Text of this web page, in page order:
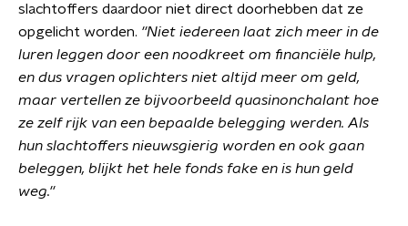
slachtoffers daardoor niet direct doorhebben dat ze
opgelicht worden. ''Niet iedereen laat zich meer in de
luren leggen door een noodkreet om financiële hulp,
en dus vragen oplichters niet altijd meer om geld,
maar vertellen ze bijvoorbeeld quasinonchalant hoe
ze zelf rijk van een bepaalde belegging werden. Als
hun slachtoffers nieuwsgierig worden en ook gaan
beleggen, blijkt het hele fonds fake en is hun geld
weg.''